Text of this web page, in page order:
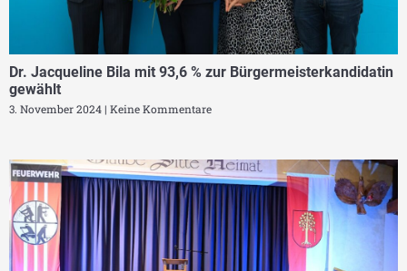
Dr. Jacqueline Bila mit 93,6 % zur Bürgermeisterkandidatin
gewählt
3. November 2024 Keine Kommentare